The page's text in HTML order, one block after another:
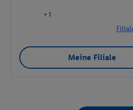
+ 1
Meine Filiale